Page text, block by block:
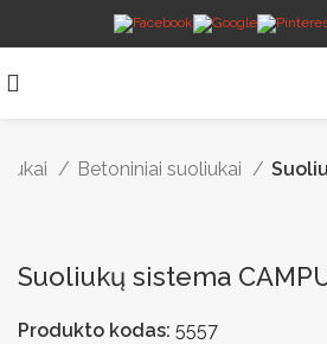
Betoniniai suoliukai
Suoliukų sistema
Produkto kodas: 5557